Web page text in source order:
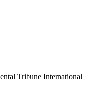
Tribune International